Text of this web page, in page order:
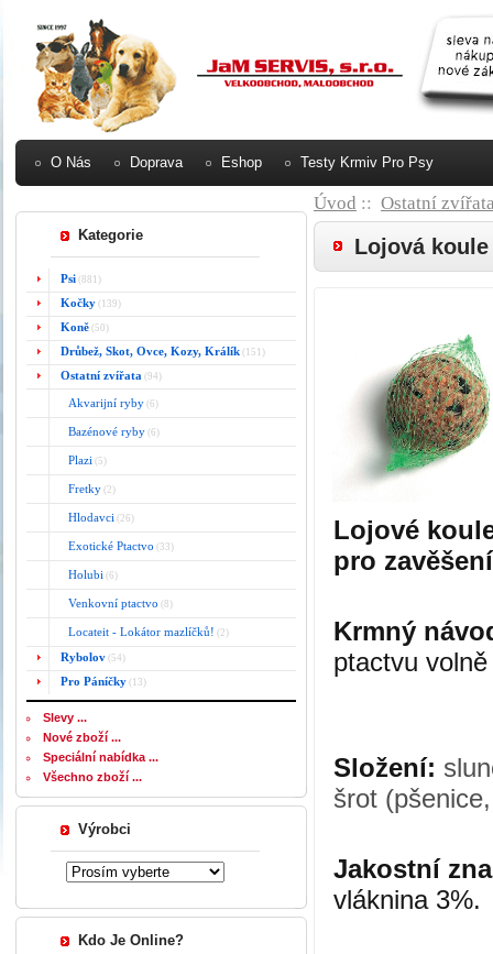
O Nás Doprava Eshop Testy Krmiv Pro Psy
Kategorie
Psi (881)
Kočky (139)
Koně (50)
Drůbež, Skot, Ovce, Kozy, Králík (151)
Ostatní zvířata (94)
Akvarijní ryby (6)
Bazénové ryby (6)
Plazi (5)
Fretky (2)
Hlodavci (26)
Exotické Ptactvo (33)
Holubi (6)
Venkovní ptactvo (8)
Locateit - Lokátor mazlíčků! (2)
Rybolov (54)
Pro Páníčky (13)
Slevy ...
Nové zboží ...
Speciální nabídka ...
Všechno zboží ...
Výrobci
Kdo Je Online?
Úvod :: Ostatní
Lojová koule
Lojové
pro
Krmný
ptactvu
Složení:
šrot
Jakostní
vláknina 3%.